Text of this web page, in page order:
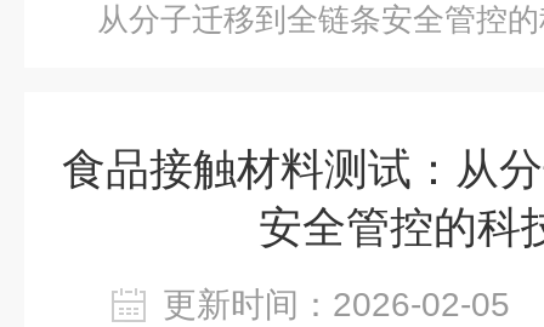
从分子迁移到全链条安全管控
食品接触材料测试：从
安全管控的科
更新时间：2026-02-